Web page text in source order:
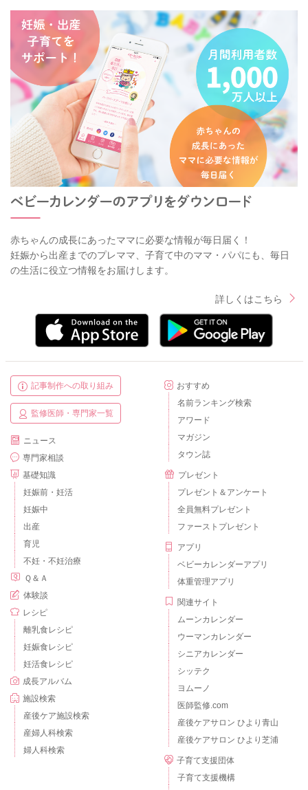
赤ちゃんの成長にあったママに必要な情報が毎日届く！
妊娠から出産までのプレママ、子育て中のママ・パパにも、毎日
の生活に役立つ情報をお届けします。
詳しくはこちら
記事制作への取り組み
監修医師・専門家一覧
ニュース
専門家相談
基礎知識
妊娠前・妊活
妊娠中
出産
育児
不妊・不妊治療
Ｑ＆Ａ
体験談
レシピ
離乳食レシピ
妊娠食レシピ
妊活食レシピ
成長アルバム
施設検索
産後ケア施設検索
産婦人科検索
婦人科検索
おすすめ
名前ランキング検索
アワード
マガジン
タウン誌
プレゼント
プレゼント＆アンケート
全員無料プレゼント
ファーストプレゼント
アプリ
ベビーカレンダーアプリ
体重管理アプリ
関連サイト
ムーンカレンダー
ウーマンカレンダー
シニアカレンダー
シッテク
ヨムーノ
医師監修.com
産後ケアサロン ひより青山
産後ケアサロン ひより芝浦
子育て支援団体
子育て支援機構